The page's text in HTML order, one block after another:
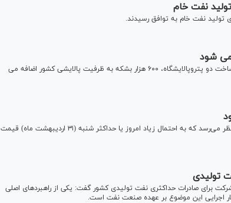
نفت خام
نفت خام به توافق رسیدند.
معاون برنامه ریزی وزیر نفت گفت: با امضای تفاهم نامه های ساخت دو پتروپالایشگاه، ۶۰۰ هزار بشکه به ظرفیت پالایشی کشور اضافه می
دبیر کل انجمن صنفی کارفرمایی صنعت پالایش نفت گفت: به نظر می‌رسد که به احتمال زیاد امروز یا حداکثر شنبه (۳۱ اردیبهشت ماه) قیمت
تولیدی
شرکت برای صادرات حداکثری نفت تولیدی کشور گفت: یکی از راهبردهای اصلی
اجرایی این موضوع بر عهده صنعت نفت است.